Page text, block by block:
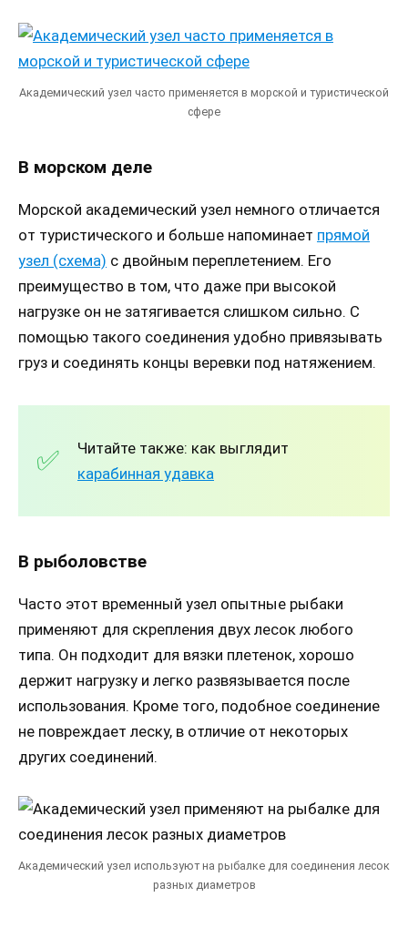
Академический узел часто применяется в морской и туристической
сфере
В морском деле
Морской академический узел немного отличается
от туристического и больше напоминает прямой
узел (схема) с двойным переплетением. Его
преимущество в том, что даже при высокой
нагрузке он не затягивается слишком сильно. С
помощью такого соединения удобно привязывать
груз и соединять концы веревки под натяжением.
Читайте также: как выглядит
карабинная удавка
В рыболовстве
Часто этот временный узел опытные рыбаки
применяют для скрепления двух лесок любого
типа. Он подходит для вязки плетенок, хорошо
держит нагрузку и легко развязывается после
использования. Кроме того, подобное соединение
не повреждает леску, в отличие от некоторых
других соединений.
Академический узел используют на рыбалке для соединения лесок
разных диаметров